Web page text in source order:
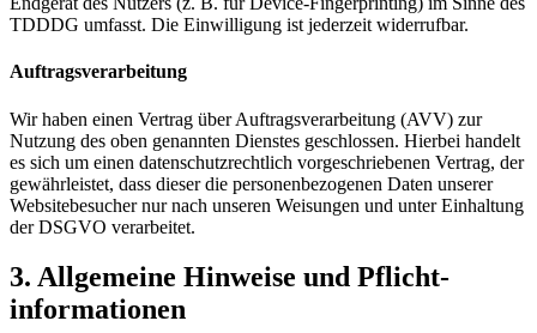
TDDDG umfasst. Die Einwilligung ist jederzeit widerrufbar.
Auftragsverarbeitung
Wir haben einen Vertrag über Auftragsverarbeitung (AVV) zur
Nutzung des oben genannten Dienstes geschlossen. Hierbei handelt
es sich um einen datenschutzrechtlich vorgeschriebenen Vertrag, der
gewährleistet, dass dieser die personenbezogenen Daten unserer
Websitebesucher nur nach unseren Weisungen und unter Einhaltung
der DSGVO verarbeitet.
3. Allgemeine Hinweise und Pflicht­
informationen